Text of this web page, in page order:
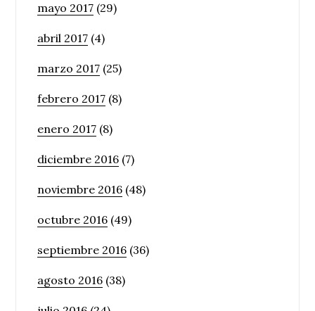
mayo 2017 (29)
abril 2017 (4)
marzo 2017 (25)
febrero 2017 (8)
enero 2017 (8)
diciembre 2016 (7)
noviembre 2016 (48)
octubre 2016 (49)
septiembre 2016 (36)
agosto 2016 (38)